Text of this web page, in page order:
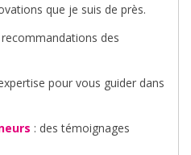
que je suis de près.
des
pour vous guider dans
: des témoignages